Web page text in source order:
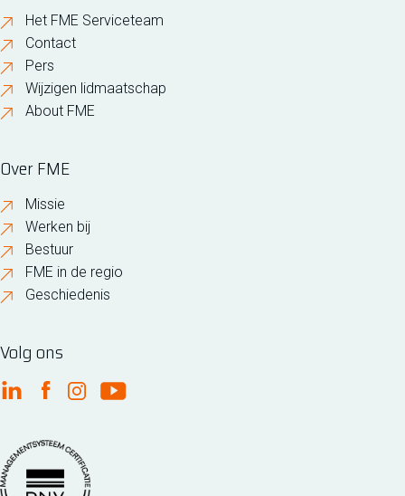
Het FME Serviceteam
Contact
Pers
Wijzigen lidmaatschap
About FME
Over FME
Missie
Werken bij
Bestuur
FME in de regio
Geschiedenis
Volg ons
FME Linkedin
FME Facebook
FME Instagram
FME Youtube